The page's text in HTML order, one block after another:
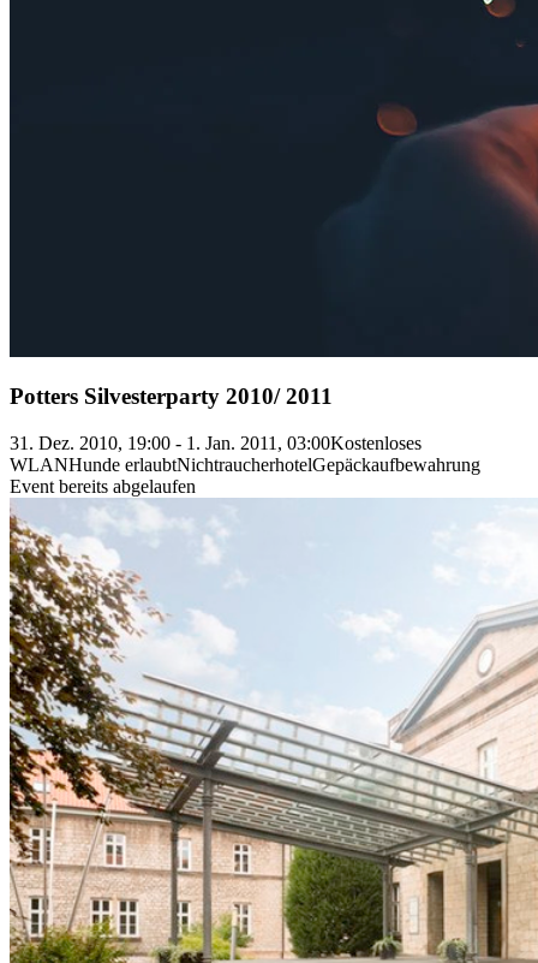
Potters Silvesterparty 2010/ 2011
31. Dez. 2010, 19:00 - 1. Jan. 2011, 03:00Kostenloses
WLANHunde erlaubtNichtraucherhotelGepäckaufbewahrung
Event bereits abgelaufen